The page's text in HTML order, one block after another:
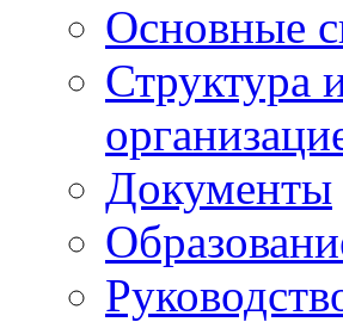
Основные
Структура
Документы